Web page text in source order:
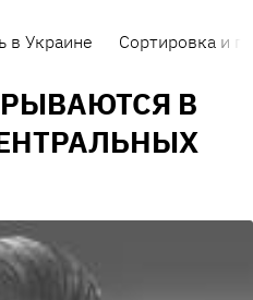
в Украине Сортировка и
В